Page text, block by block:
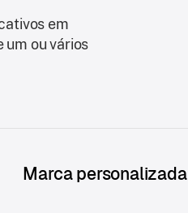
em
um ou vários
Marca personalizada